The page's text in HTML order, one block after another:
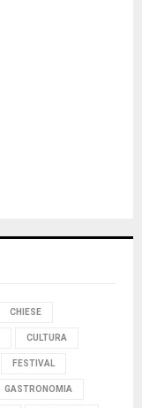
CHIESE
CULTURA
FESTIVAL
GASTRONOMIA